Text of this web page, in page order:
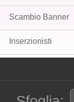
Scambio Banner
Inserzionisti